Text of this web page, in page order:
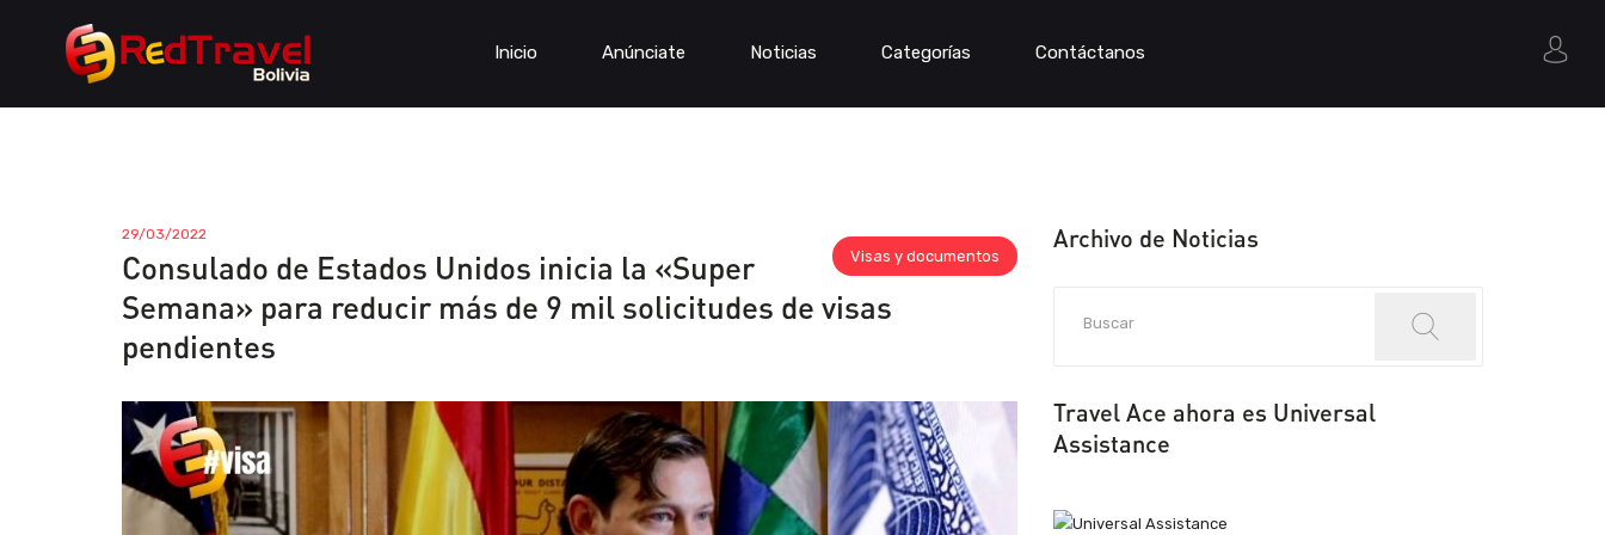
Inicio Anúnciate Noticias Categorías Contáctanos
Visas y documentos
29/03/2022
Consulado de Estados Unidos inicia la «Super
Semana» para reducir más de 9 mil solicitudes de visas
pendientes
Archivo de Noticias
Travel Ace ahora es Universal
Assistance